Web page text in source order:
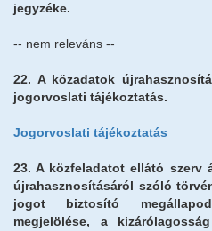
jegyzéke.
-- nem releváns --
22. A közadatok
jogorvoslati tájékoztatás.
Jogorvoslati tájékoztatás
23. A közfeladatot ellátó szerv
újrahasznosításáról szóló
jogot biztosító
megjelölése, a